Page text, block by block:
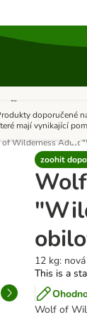
Kočky
Wilderness Adult
zoohit
doporučené
mají vynikající
12 kg:
This is a
Wolf of